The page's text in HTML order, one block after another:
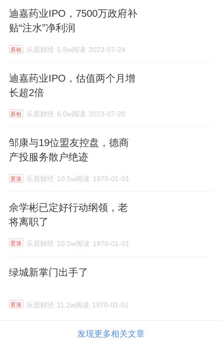
兼营双咪唑、对溴甲基异苯丙酸等医药中间体
业务和少量生物制品业务。自设立以来,公司
客户创造价值,为员工创造发展平台,为社会创
造贡献,助力人类健康事业”的使命,专注于原料
韩国及印度等境外市场,与众多下游医药企业
建立了长期稳定的合作关系。公司作为国家高
产品研发投入。截至报告期末,公司拥有发明
新企业”及“山东省一企一技术中心”,曾获1项
“国家科学技术进步二等奖”,3项“山东省科学技
术进步一等奖”等重大科技奖项,主要产品洛索
洛芬钠入选“国家火炬计划产业化示范项目”,坎
地沙坦酯入选“国家火炬计划项目”。公司凭借
及多年持续的研发投入,持续保持公司工艺和
产品的先进性。
迪嘉药业IPO，7500万政府补
贴“注水”净利润
原创 乐居财经 5.8w阅读 2023-07-24
迪嘉药业IPO，估值两个月增
长超2倍
原创 乐居财经 6.0w阅读 2023-07-20
邹康与19位盟友控盘，德商
产投服务散户绝迹
置顶 乐居财经 10.5w阅读 1970-01-01
佘学彬已定好行动纲领，老
将离职了
置顶 乐居财经 10.0w阅读 1970-01-01
绿城新掌门出手了
置顶 乐居财经 11.2w阅读 1970-01-01
发现更多相关文章